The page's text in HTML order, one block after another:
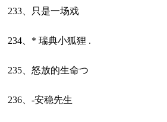
233、只是一场戏ゝ
234、* 瑞典小狐狸 .
235、怒放的生命つ
236、-安稳先生